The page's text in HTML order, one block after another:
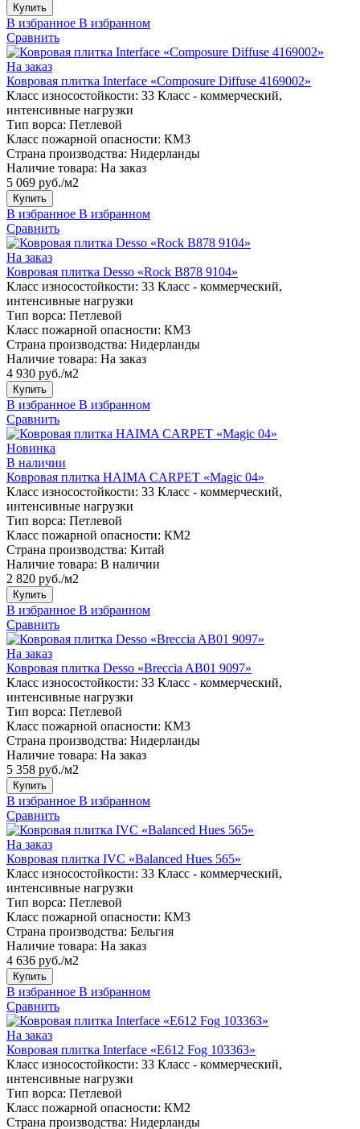
Купить
В избранное В избранном
Сравнить
На заказ
Ковровая плитка Interface «Composure Diffuse 4169002»
Класс износостойкости: 33 Класс - коммерческий,
интенсивные нагрузки
Тип ворса: Петлевой
Класс пожарной опасности: КМ3
Страна производства: Нидерланды
Наличие товара: На заказ
5 069 руб./м2
Купить
В избранное В избранном
Сравнить
На заказ
Ковровая плитка Desso «Rock B878 9104»
Класс износостойкости: 33 Класс - коммерческий,
интенсивные нагрузки
Тип ворса: Петлевой
Класс пожарной опасности: КМ3
Страна производства: Нидерланды
Наличие товара: На заказ
4 930 руб./м2
Купить
В избранное В избранном
Сравнить
Новинка
В наличии
Ковровая плитка HAIMA CARPET «Magic 04»
Класс износостойкости: 33 Класс - коммерческий,
интенсивные нагрузки
Тип ворса: Петлевой
Класс пожарной опасности: КМ2
Страна производства: Китай
Наличие товара: В наличии
2 820 руб./м2
Купить
В избранное В избранном
Сравнить
На заказ
Ковровая плитка Desso «Breccia AB01 9097»
Класс износостойкости: 33 Класс - коммерческий,
интенсивные нагрузки
Тип ворса: Петлевой
Класс пожарной опасности: КМ3
Страна производства: Нидерланды
Наличие товара: На заказ
5 358 руб./м2
Купить
В избранное В избранном
Сравнить
На заказ
Ковровая плитка IVC «Balanced Hues 565»
Класс износостойкости: 33 Класс - коммерческий,
интенсивные нагрузки
Тип ворса: Петлевой
Класс пожарной опасности: КМ3
Страна производства: Бельгия
Наличие товара: На заказ
4 636 руб./м2
Купить
В избранное В избранном
Сравнить
На заказ
Ковровая плитка Interface «E612 Fog 103363»
Класс износостойкости: 33 Класс - коммерческий,
интенсивные нагрузки
Тип ворса: Петлевой
Класс пожарной опасности: КМ2
Страна производства: Нидерланды